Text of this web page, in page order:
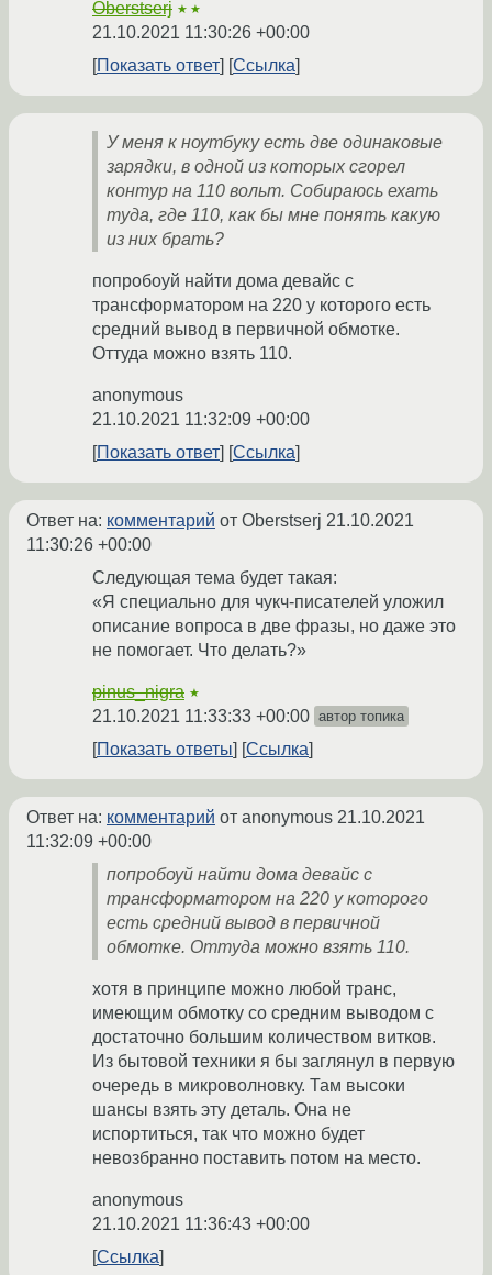
Oberstserj ★★
21.10.2021 11:30:26 +00:00
Показать ответ
Ссылка
У меня к ноутбуку есть две одинаковые
зарядки, в одной из которых сгорел
контур на 110 вольт. Собираюсь ехать
туда, где 110, как бы мне понять какую
из них брать?
попробоуй найти дома девайс с
трансформатором на 220 у которого есть
средний вывод в первичной обмотке.
Оттуда можно взять 110.
anonymous
21.10.2021 11:32:09 +00:00
Показать ответ
Ссылка
Ответ на: комментарий от Oberstserj 21.10.2021
11:30:26 +00:00
Следующая тема будет такая:
«Я специально для чукч-писателей уложил
описание вопроса в две фразы, но даже это
не помогает. Что делать?»
pinus_nigra ★
21.10.2021 11:33:33 +00:00 автор топика
Показать ответы Ссылка
Ответ на: комментарий от anonymous 21.10.2021
11:32:09 +00:00
попробоуй найти дома девайс с
трансформатором на 220 у которого
есть средний вывод в первичной
обмотке. Оттуда можно взять 110.
хотя в принципе можно любой транс,
имеющим обмотку со средним выводом с
достаточно большим количеством витков.
Из бытовой техники я бы заглянул в первую
очередь в микроволновку. Там высоки
шансы взять эту деталь. Она не
испортиться, так что можно будет
невозбранно поставить потом на место.
anonymous
21.10.2021 11:36:43 +00:00
Ссылка